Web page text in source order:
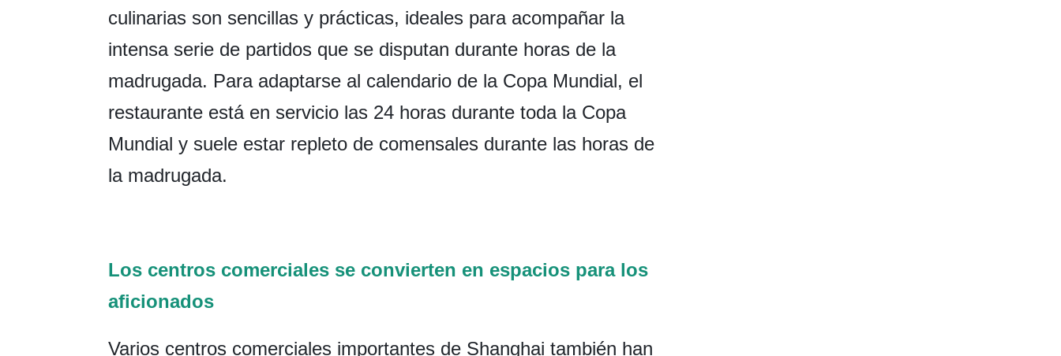
culinarias son sencillas y prácticas, ideales para acompañar la
intensa serie de partidos que se disputan durante horas de la
madrugada. Para adaptarse al calendario de la Copa Mundial, el
restaurante está en servicio las 24 horas durante toda la Copa
Mundial y suele estar repleto de comensales durante las horas de
la madrugada.
Los centros comerciales se convierten en espacios para los
aficionados
Varios centros comerciales importantes de Shanghai también han